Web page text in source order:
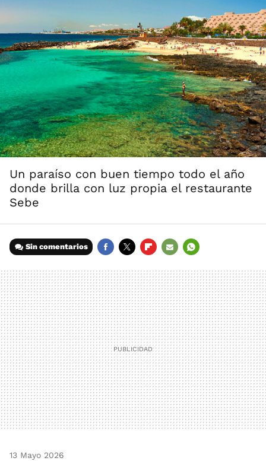
Un paraíso con buen tiempo todo el año
donde brilla con luz propia el restaurante
Sebe
Sin comentarios
MAIL
13 Mayo 2026